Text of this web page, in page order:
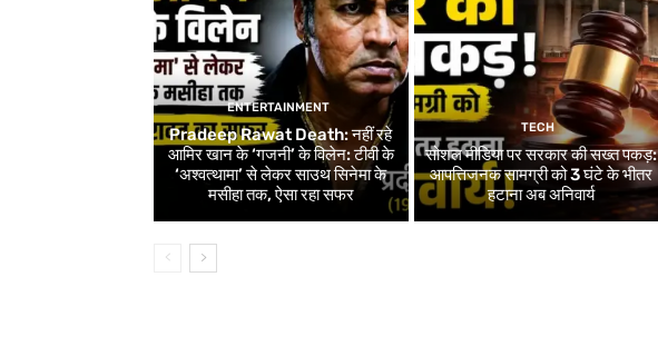
ENTERTAINMENT
Pradeep Rawat Death: नहीं रहे
आमिर खान के ‘गजनी’ के विलेन: टीवी के
‘अश्वत्थामा’ से लेकर साउथ सिनेमा के
मसीहा तक, ऐसा रहा सफर
TECH
सोशल मीडिया पर सरकार की सख्त पकड़:
आपत्तिजनक सामग्री को 3 घंटे के भीतर
हटाना अब अनिवार्य